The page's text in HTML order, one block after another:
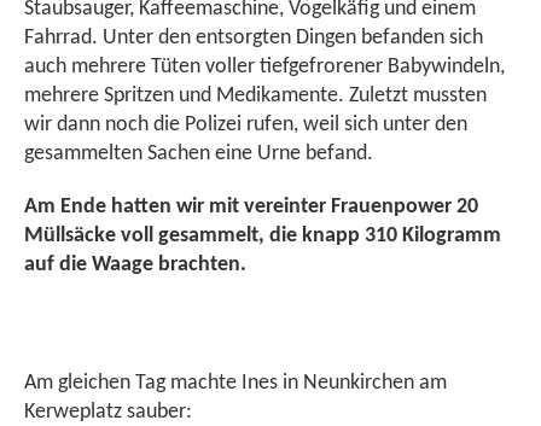
Staubsauger, Kaffeemaschine, Vogelkäfig und einem
Fahrrad. Unter den entsorgten Dingen befanden sich
auch mehrere Tüten voller tiefgefrorener Babywindeln,
mehrere Spritzen und Medikamente. Zuletzt mussten
wir dann noch die Polizei rufen, weil sich unter den
gesammelten Sachen eine Urne befand.
Am Ende hatten wir mit vereinter Frauenpower 20
Müllsäcke voll gesammelt, die knapp 310 Kilogramm
auf die Waage brachten.
Am gleichen Tag machte Ines in Neunkirchen am
Kerweplatz sauber: